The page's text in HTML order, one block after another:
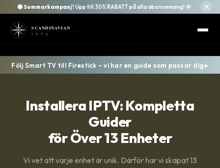
🟡Sommarkampanj! Upp till 30% RABATT på alla abonnemang! 🌞 ✕
Följ Smart TV till Firestick – vi har en guide som passar dig ▸
Installera IPTV: Kompletta
Guider
för Över 13 Enheter
Vi vet att varje enhet är unik. Därför har vi skapat 13